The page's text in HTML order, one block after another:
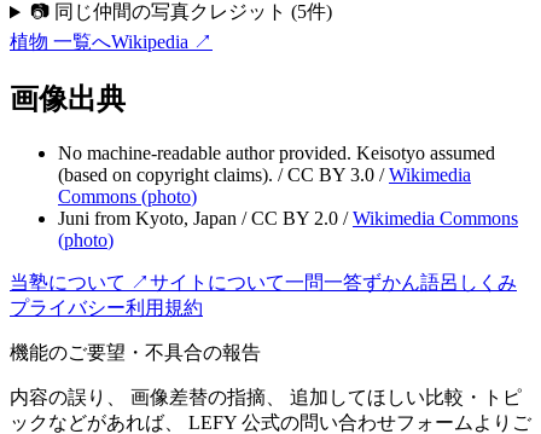
📷 同じ仲間の写真クレジット (5件)
植物 一覧へWikipedia ↗
画像出典
No machine-readable author provided. Keisotyo assumed
(based on copyright claims). /CC BY 3.0 / Wikimedia
Commons (photo)
Juni from Kyoto, Japan /CC BY 2.0 / Wikimedia Commons
(photo)
当塾について ↗サイトについて一問一答ずかん語呂 しくみ
プライバシー利用規約
機能のご要望・不具合の報告
内容の誤り、 画像差替の指摘、 追加してほしい比較・トピ
ックなどがあれば、 LEFY 公式の問い合わせフォームよりご